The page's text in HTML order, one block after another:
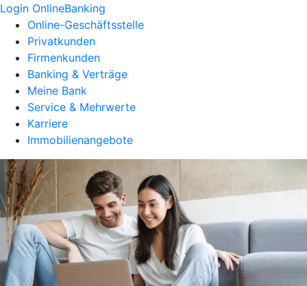
Login OnlineBanking
Online-Geschäftsstelle
Privatkunden
Firmenkunden
Banking & Verträge
Meine Bank
Service & Mehrwerte
Karriere
Immobilienangebote